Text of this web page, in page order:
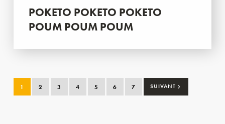
POKETO POKETO POKETO
POUM POUM POUM
1 2 3 4 5 6 7 SUIVANT ›